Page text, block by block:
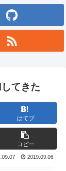
てきた
はてブ
コピー
2019.09.06